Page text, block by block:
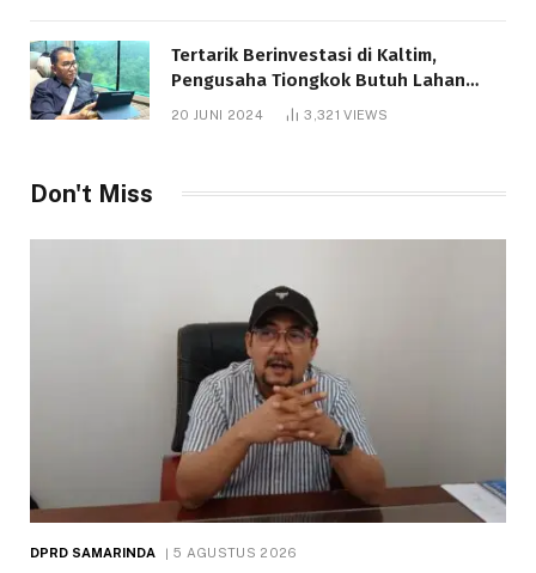
Tertarik Berinvestasi di Kaltim,
Pengusaha Tiongkok Butuh Lahan
1.000 Hektare
20 JUNI 2024 3,321VIEWS
Don't Miss
DPRD SAMARINDA 5 AGUSTUS 2026